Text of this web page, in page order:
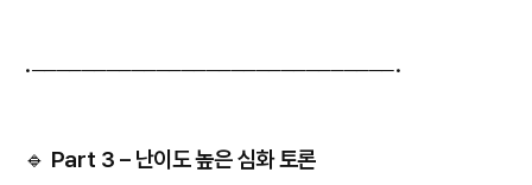
•─────────────────────────────•
🔹 Part 3 – 난이도 높은 심화 토론